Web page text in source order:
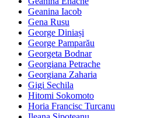
Geanina Iacob
Gena Rusu
George Diniași
George Pamparău
Georgeta Bodnar
Georgiana Petrache
Georgiana Zaharia
Gigi Sechila
Hitomi Sokomoto
Horia Francisc Turcanu